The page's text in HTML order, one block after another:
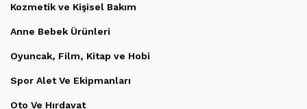
Kozmetik ve Kişisel Bakım
Anne Bebek Ürünleri
Oyuncak, Film, Kitap ve Hobi
Spor Alet Ve Ekipmanları
Oto Ve Hırdavat